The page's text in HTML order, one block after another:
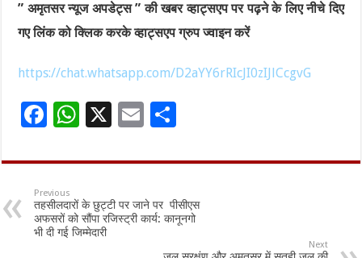
” अमृतसर न्यूज अपडेट्स ” की खबर व्हाट्सएप पर पढ़ने के लिए नीचे दिए
गए लिंक को क्लिक करके व्हाट्सएप ग्रुप ज्वाइन करें
https://chat.whatsapp.com/D2aYY6rRIcJI0zIJlCcgvG
F
e
b
o
o
W
at
sA
p
p
X
E
ai
l
ar
e
Previous
तहसीलदारों के छुट्टी पर जाने पर पीसीएस
अफसरों को सौंपा रजिस्ट्री कार्य: कानूनगो
भी दी गई जिम्मेदारी
Next